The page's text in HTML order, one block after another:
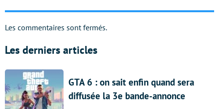
Les commentaires sont fermés.
Les derniers articles
GTA 6 : on sait enfin quand sera
diffusée la 3e bande-annonce